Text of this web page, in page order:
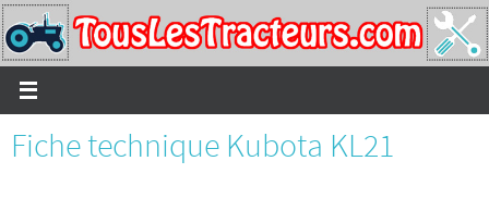
Passer
vers
le
contenu
Fiche technique Kubota KL21